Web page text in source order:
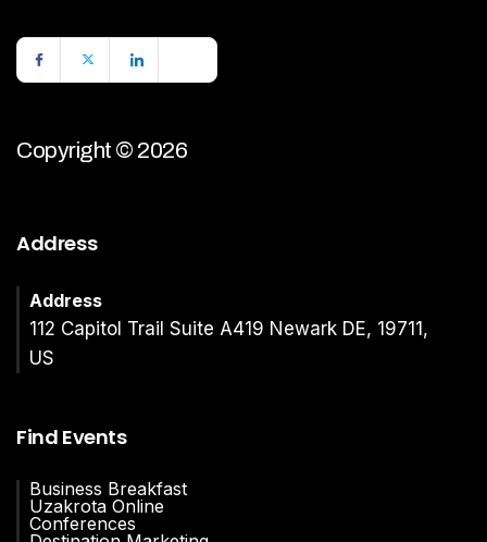
Copyright © 2026
Address
Address
112 Capitol Trail Suite A419 Newark DE, 19711,
US
Find Events
Business Breakfast
Uzakrota Online
Conferences